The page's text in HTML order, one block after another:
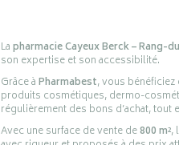
Lapharmacie Cayeux Berck – Rang-
son expertise et son accessibilité.
Grâce àPharmabest, vous
produits cosmétiques, dermo-
régulièrement des bons d’achat,
Avec une surface de vente de800 m²,